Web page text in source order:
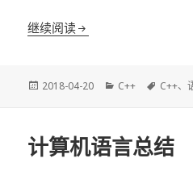
继续阅读自制编程语言（一）
发
2018-04-20
分
C++
标
C++、
计算机语言总结